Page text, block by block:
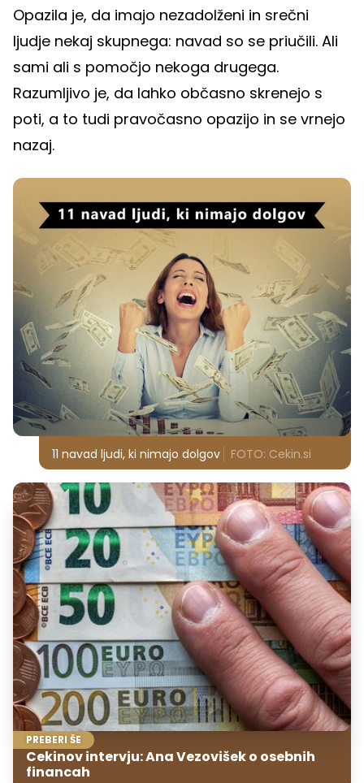
Opazila je, da imajo nezadolženi in srečni
ljudje nekaj skupnega: navad so se priučili. Ali
sami ali s pomočjo nekoga drugega.
Razumljivo je, da lahko občasno skrenejo s
poti, a to tudi pravočasno opazijo in se vrnejo
nazaj.
11 navad ljudi, ki nimajo dolgov FOTO: Cekin.si
PREBERI ŠE
Cekinov intervju: Ana Vezovišek o osebnih
financah